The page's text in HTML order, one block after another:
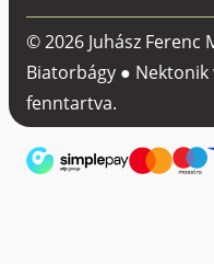
© 2026 Juhász Ferenc
Biatorbágy ● Nektonik
fenntartva.